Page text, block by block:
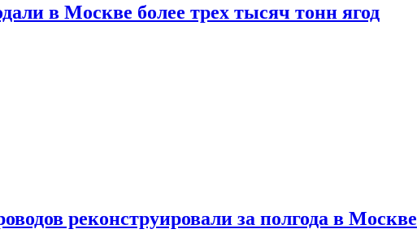
в Москве более трех тысяч тонн ягод
реконструировали за полгода в Москве